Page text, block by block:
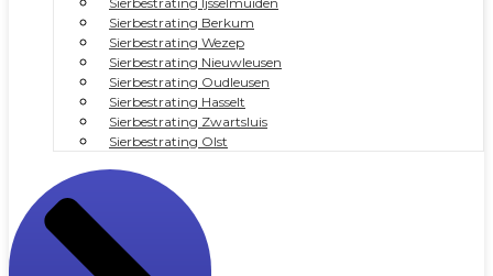
Sierbestrating Berkum
Sierbestrating Wezep
Sierbestrating Nieuwleusen
Sierbestrating Oudleusen
Sierbestrating Hasselt
Sierbestrating Zwartsluis
Sierbestrating Olst